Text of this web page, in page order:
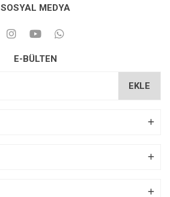
SOSYAL MEDYA
E-BÜLTEN
EKLE